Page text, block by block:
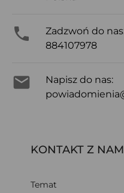

Zadzwoń do
884107978

Napisz do nas:
KONTAKT Z
Temat